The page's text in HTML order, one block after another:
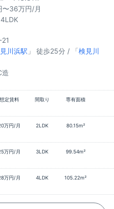
〜36万円/月
4LDK
川浜駅 」 徒歩25分 / 「検見川
造
想定賃料 間取り
専有面積
万円/月 2LDK
80.15m²
万円/月 3LDK
99.54m²
万円/月 4LDK
105.22m²